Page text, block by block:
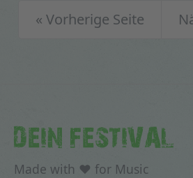
« Vorherige Seite
DEIN FESTIVAL
Made with ♥ for Music